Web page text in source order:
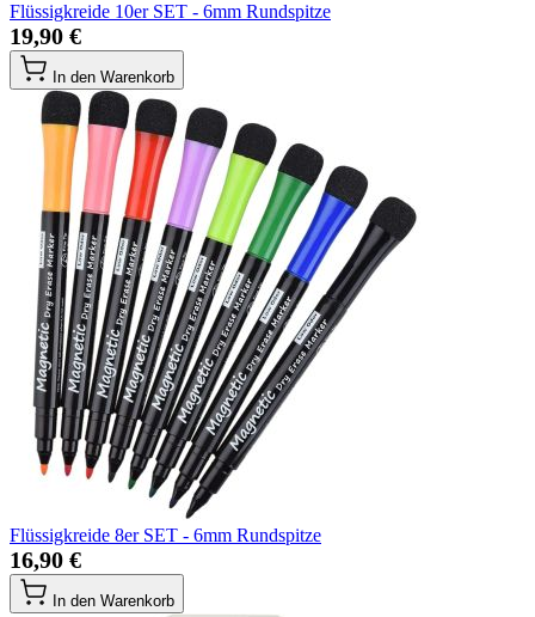
Flüssigkreide 10er SET - 6mm Rundspitze
19,90 €
In den Warenkorb
Flüssigkreide 8er SET - 6mm Rundspitze
16,90 €
In den Warenkorb